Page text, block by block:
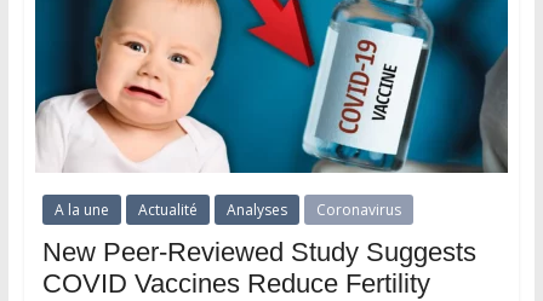
A la une Actualité Analyses Coronavirus
New Peer-Reviewed Study Suggests
COVID Vaccines Reduce Fertility